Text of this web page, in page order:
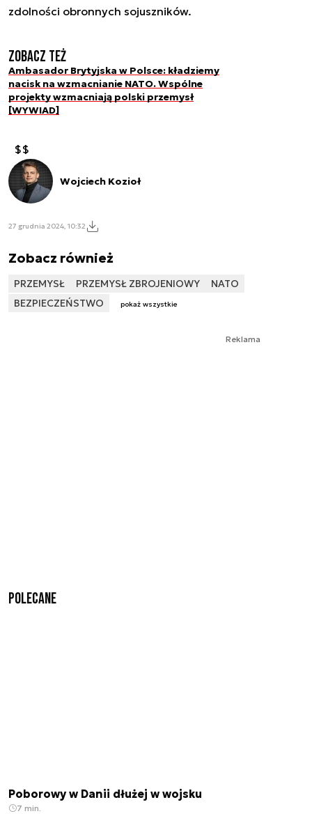
zdolności obronnych sojuszników.
Zobacz też
Ambasador Brytyjska w Polsce: kładziemy
nacisk na wzmacnianie NATO. Wspólne
projekty wzmacniają polski przemysł
[WYWIAD]
$$
Wojciech Kozioł
27 grudnia 2024, 10:32
Zobacz również
PRZEMYSŁ PRZEMYSŁ ZBROJENIOWY
NATO
BEZPIECZEŃSTWO
pokaż wszystkie
Reklama
Polecane
Poborowy w Danii dłużej w wojsku
7 min.